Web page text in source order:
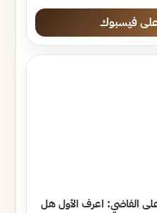
فيسبوك
الفاضي: اعرف الأول هل